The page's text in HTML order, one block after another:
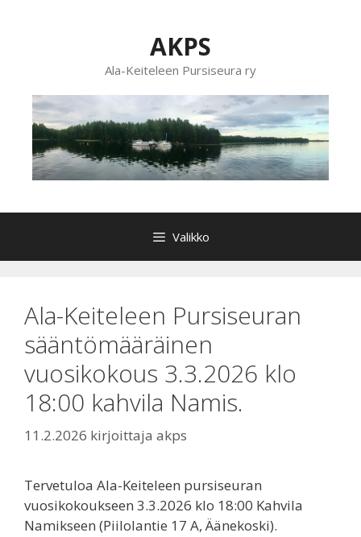
AKPS
Ala-Keiteleen Pursiseura ry
Valikko
Ala-Keiteleen Pursiseuran
sääntömääräinen
vuosikokous 3.3.2026 klo
18:00 kahvila Namis.
11.2.2026 kirjoittaja akps
Tervetuloa Ala-Keiteleen pursiseuran
vuosikokoukseen 3.3.2026 klo 18:00 Kahvila
Namikseen (Piilolantie 17 A, Äänekoski).